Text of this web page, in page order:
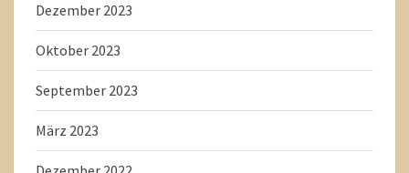
Dezember 2023
Oktober 2023
September 2023
März 2023